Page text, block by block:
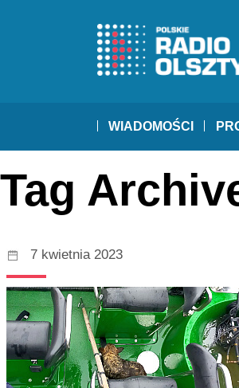
WIADOMOŚCI
Tag
7 kwietnia 2023